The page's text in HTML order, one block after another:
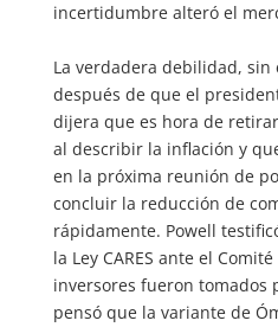
incertidumbre alteró el
La verdadera debilidad,
después de que el
dijera que es hora de
al describir la inflación y
en la próxima reunión de
concluir la reducción de
rápidamente. Powell
la Ley CARES ante el
inversores fueron tomados
pensó que la variante de